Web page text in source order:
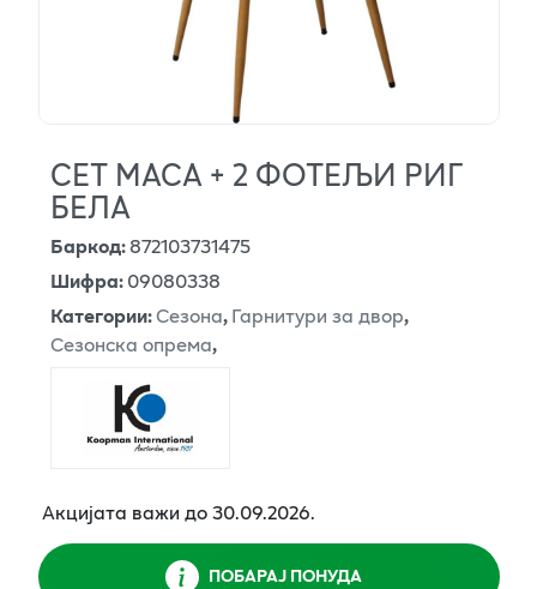
СЕТ МАСА + 2 ФОТЕЉИ РИГ
БЕЛА
Баркод:872103731475
Шифра:09080338
Категории:Сезона,Гарнитури за двор,
Сезонска опрема,
Акцијата важи до 30.09.2026.
ПОБАРАЈ ПОНУДА